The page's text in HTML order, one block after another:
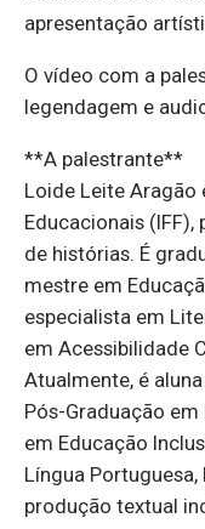
apresentação
O vídeo com a
legendagem e
**A palestrante**
Loide Leite Aragão
Educacionais
de histórias. É
mestre em
especialista em
em Acessibilidade
Atualmente, é
Pós-Graduação
em Educação
Língua
produção textual